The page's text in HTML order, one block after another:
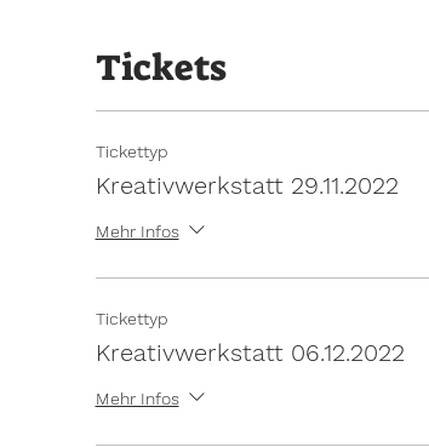
Tickets
Tickettyp
Kreativwerkstatt 29.11.2022
Mehr Infos
Tickettyp
Kreativwerkstatt 06.12.2022
Mehr Infos